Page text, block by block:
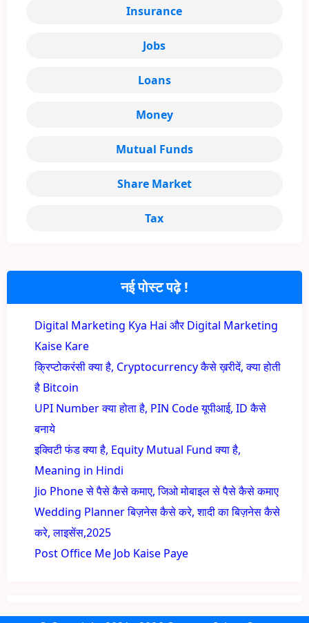
नई पोस्ट पढ़े !
Digital Marketing Kya Hai और Digital Marketing
Kaise Kare
क्रिप्टोकरंसी क्या है, Cryptocurrency कैसे ख़रीदें, क्या होती
है Bitcoin
UPI Number क्या होता है, PIN Code यूपीआई, ID कैसे
बनाये
इक्विटी फंड क्या है, Equity Mutual Fund क्या है,
Meaning in Hindi
Jio Phone से पैसे कैसे कमाए, जिओ मोबाइल से पैसे कैसे कमाए
Wedding Planner बिज़नेस कैसे करे, शादी का बिज़नेस कैसे
करे, लाइसेंस,2025
Post Office Me Job Kaise Paye
Insurance
Jobs
Loans
Money
Mutual Funds
Share Market
Tax